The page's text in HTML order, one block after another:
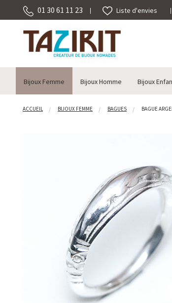
01 30 61 11 23 Liste d'envies
Bijoux Femme Bijoux Homme Bijoux
ACCUEIL BIJOUX FEMME BAGUES BAGUE